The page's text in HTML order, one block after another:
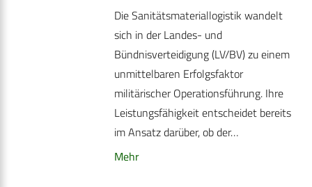
Die Sanitätsmateriallogistik wandelt
sich in der Landes- und
Bündnisverteidigung (LV/BV) zu einem
unmittelbaren Erfolgsfaktor
militärischer Operationsführung. Ihre
Leistungsfähigkeit entscheidet bereits
im Ansatz darüber, ob der…
Mehr